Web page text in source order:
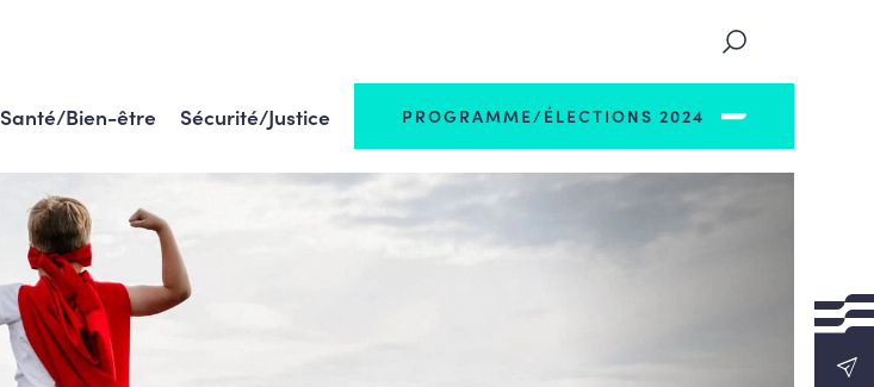
Santé/Bien-être Sécurité/Justice PROGRAMME/ÉLECTIONS 2024